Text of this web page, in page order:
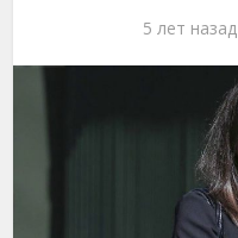
5 лет назад